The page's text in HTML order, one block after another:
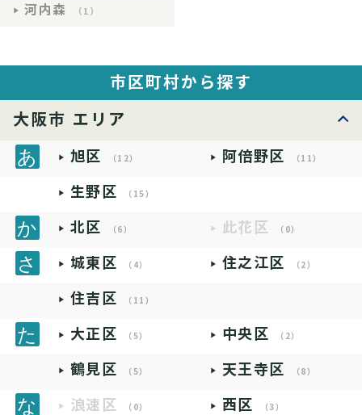
河内森 （1）
市区町村から探す
大阪市 エリア
旭区 （12） 阿倍野区 （11）
生野区 （15）
北区 （6） 此花区 （0）
城東区 （4） 住之江区 （2）
住吉区 （11）
大正区 （5） 中央区 （2）
鶴見区 （5） 天王寺区 （8）
浪速区 （0） 西区 （3）